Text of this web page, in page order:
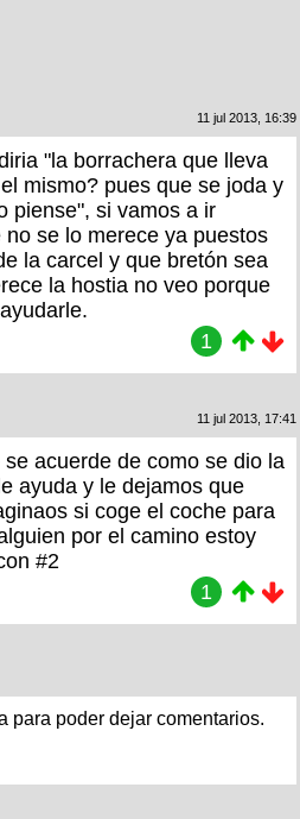
11 jul 2013, 16:39
"la borrachera que lleva
mismo? pues que se joda y
piense", si vamos a ir
se lo merece ya puestos
la carcel y que bretón sea
la hostia no veo porque
1
11 jul 2013, 17:41
acuerde de como se dio la
ayuda y le dejamos que
si coge el coche para
por el camino estoy
#2
1
para poder dejar comentarios.